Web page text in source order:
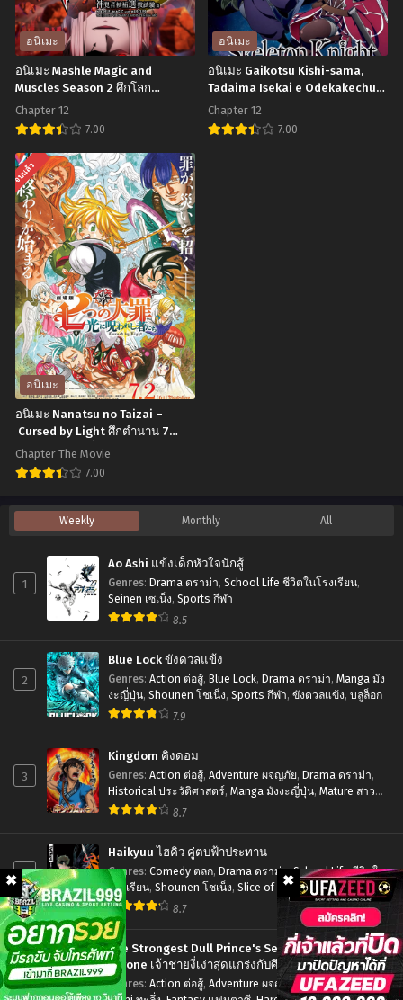
3 รี
เซ
ทชี
วิต
ฝ่า
วิกฤต
ต่าง
โลก
ตอน
ที่1-
7
ซับ
ไทย
ติด
อยู่
ใน
เกมส์
ตอน
ที่1-
อนิเมะ
อนิเมะ Mashle Magic and
Muscles Season 2 ศึกโลก
เวทมนตร์คนพลังกล้าม
(ภาค2) ตอนที่1-12 พากย์ไทย+ซับ
ไทย
Chapter 12
7.00
อ
นิ
เมะ
Mashle
Magic
and
Muscles
Season
2
ศึก
โลก
เวทมนตร์
คน
พลัง
กล้าม
(ภาค2) ตอน
12
พากย์
ไทย+ซับ
อนิเมะ
อนิเมะ Gaikotsu Kishi-sama,
Tadaima Isekai e Odekakechuu
บันทึกการเดินทางต่างโลกของท่าน
อัศวินกระดูก ตอนที่1-12 พากย์
ไทย+ซับไทย
Chapter 12
7.00
ต่าง
โลก
ท่าน
อัศวิน
ที่1-
12
ไทย
จบแล้ว
อนิเมะ
อนิเมะ Nanatsu no Taizai –
Cursed by Light ศึกตํานาน 7
อัศวิน เดอะมูฟวี่ สาปแห่งแสง
Chapter The Movie
7.00
อ
นิ
Nanatsu
no
Taizai –
Cursed
by
Light ศึก
7
อัศวิน
วี่
สาป
แห่ง
แสง
Weekly Monthly All
1
Ao Ashi แข้งเด็กหัวใจนักสู้
Genres: Drama ดราม่า, School Life ชีวิตในโรงเรียน,
Seinen เซเน็ง, Sports กีฬา
8.5
2
Blue Lock ขังดวลแข้ง
Genres: Action ต่อสู้, Blue Lock, Drama ดราม่า, Manga มัง
งะญี่ปุ่น, Shounen โชเน็ง, Sports กีฬา, ขังดวลแข้ง, บลูล็อก
7.9
3
Kingdom คิงดอม
Genres: Action ต่อสู้, Adventure ผจญภัย, Drama ดราม่า,
Historical ประวัติศาสตร์, Manga มังงะญี่ปุ่น, Mature สาว
ใหญ่,Seinen เซเน็ง
8.7
4
Haikyuu ไฮคิว คู่ตบฟ้าประทาน
Genres: Comedy ตลก, Drama ดราม่า,School Life ชีวิตใน
โรงเรียน, Shounen โชเน็ง, Slice of Life รั้วโรงเรียน,
Sports กีฬา
8.7
5
The Strongest Dull Prince's Secret Battle for the
Throne เจ้าชายงี่เง่าสุดแกร่งกับศึกชิงราชสมบัติ
Genres: Action ต่อสู้, Adventure ผจญภัย ,Drama ดราม่า,